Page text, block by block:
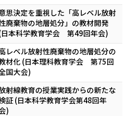
思決定を重視した「高レベル放射
廃棄物の地層処分」の教材開発
本科学教育学会 第49回年会)
レベル放射性廃棄物の地層処分の
材化 (日本理科教育学会 第75回
国大会)
射線教育の授業実践からの新たな
証 (日本科学教育学会第48回年
)